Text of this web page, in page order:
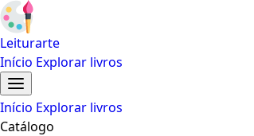
Leiturarte
Início Explorar livros
Início Explorar livros
Catálogo